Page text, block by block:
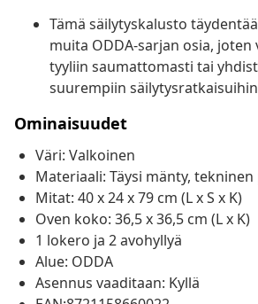
Tämä säilytyskalusto
muita ODDA-sarjan osia,
tyyliin saumattomasti tai
suurempiin
Ominaisuudet
Väri: Valkoinen
Materiaali: Täysi mänty, tekninen
Mitat: 40 x 24 x 79 cm (L x S x K)
Oven koko: 36,5 x 36,5 cm (L x K)
1 lokero ja 2 avohyllyä
Alue: ODDA
Asennus vaaditaan: Kyllä